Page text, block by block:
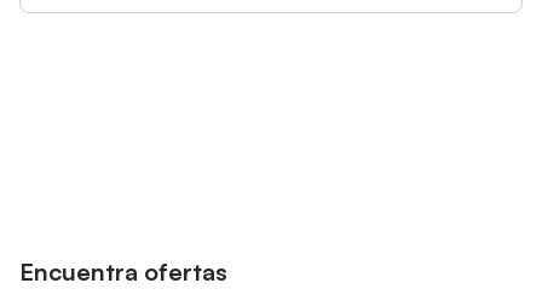
Encuentra ofertas